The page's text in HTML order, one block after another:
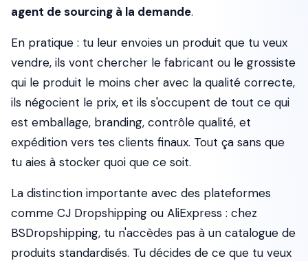
agent de sourcing à la demande.
En pratique : tu leur envoies un produit que tu veux
vendre, ils vont chercher le fabricant ou le grossiste
qui le produit le moins cher avec la qualité correcte,
ils négocient le prix, et ils s'occupent de tout ce qui
est emballage, branding, contrôle qualité, et
expédition vers tes clients finaux. Tout ça sans que
tu aies à stocker quoi que ce soit.
La distinction importante avec des plateformes
comme CJ Dropshipping ou AliExpress : chez
BSDropshipping, tu n'accèdes pas à un catalogue de
produits standardisés. Tu décides de ce que tu veux